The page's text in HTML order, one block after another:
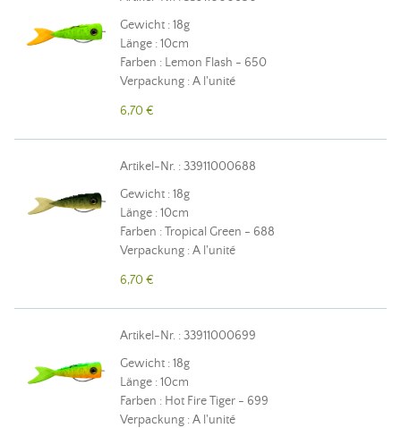
Gewicht : 18g
Länge : 10cm
Farben : Lemon Flash - 650
Verpackung : A l'unité
6,70 €
Artikel-Nr. : 33911000688
Gewicht : 18g
Länge : 10cm
Farben : Tropical Green - 688
Verpackung : A l'unité
6,70 €
Artikel-Nr. : 33911000699
Gewicht : 18g
Länge : 10cm
Farben : Hot Fire Tiger - 699
Verpackung : A l'unité